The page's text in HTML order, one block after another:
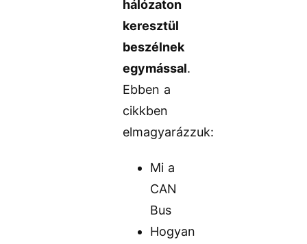
hálózaton
keresztül
beszélnek
egymással.
Ebben a
cikkben
elmagyarázzuk:
Mi a
CAN
Bus
Hogyan